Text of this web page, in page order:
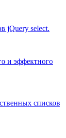
jQuery select.
и эффектного
списков